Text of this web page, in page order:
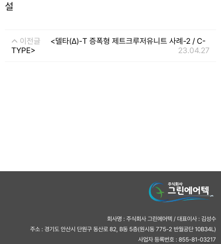
설
이전글
<델타(Δ)-T 증폭형 제트크루저유니트 사례-2 / C-
TYPE>
23.04.27
회사명 : 주식회사 그린에어텍 / 대표이사 : 김성수
주소 : 경기도 안산시 단원구 동산로 82, B동 5층(원시동 775-2 반월공단 10B34L)
사업자 등록번호 : 855-81-03217